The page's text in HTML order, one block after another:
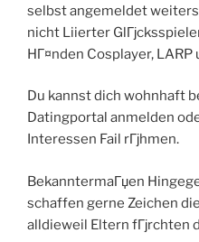
selbst angemeldet
nicht Liierter
HГ¤nden Cosplayer, LARP
Du kannst dich wohnhaft
Datingportal anmelden
Interessen Fail rГјhmen.
BekanntermaГџen
schaffen gerne Zeichen
alldieweil Eltern fГјrchten